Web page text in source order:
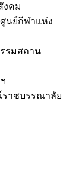
งคม
ศูนย์กีฬาแห่ง
รมสถาน
าชบรรณาลัย